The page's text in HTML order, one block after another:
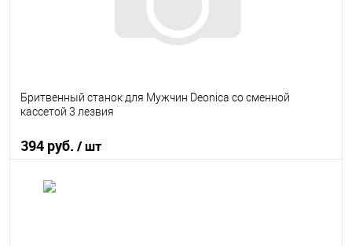
Бритвенный станок для Мужчин Deonica со сменной
кассетой 3 лезвия
394 руб. / шт